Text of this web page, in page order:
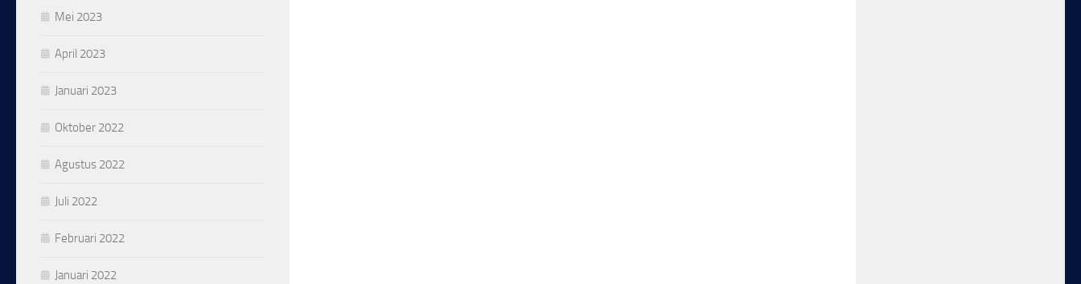
Mei 2023
April 2023
Januari 2023
Oktober 2022
Agustus 2022
Juli 2022
Februari 2022
Januari 2022